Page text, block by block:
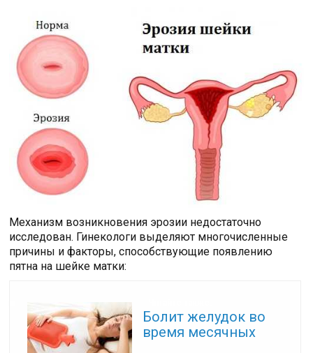
Механизм возникновения эрозии недостаточно
исследован. Гинекологи выделяют многочисленные
причины и факторы, способствующие появлению
пятна на шейке матки:
Болит желудок во
время месячных